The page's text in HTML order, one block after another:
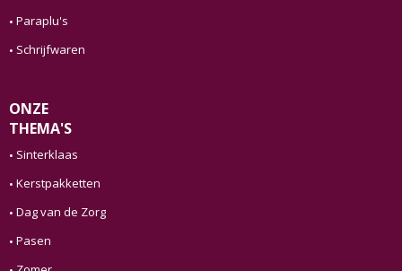
Paraplu's
Schrijfwaren
ONZE
THEMA'S
Sinterklaas
Kerstpakketten
Dag van de Zorg
Pasen